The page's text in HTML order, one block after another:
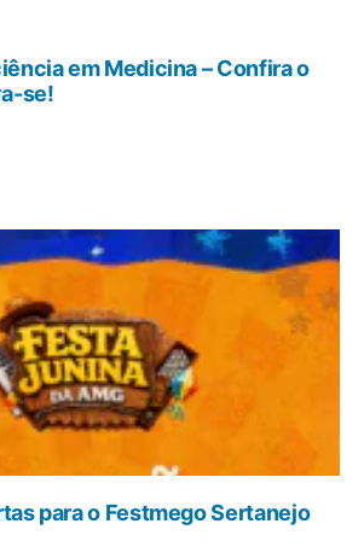
em Medicina – Confira o
se!
para o Festmego Sertanejo